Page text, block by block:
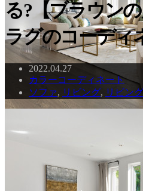
る?【ブラウン
ラグのコーディ
2022.04.27
カラーコーディネート
ソファ, リビング, リビン